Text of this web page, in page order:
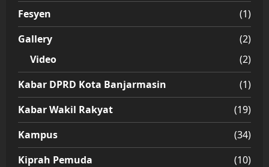
Fesyen
(1)
Gallery
(2)
Video
(2)
Kabar DPRD Kota Banjarmasin
(1)
Kabar Wakil Rakyat
(19)
Kampus
(34)
Kiprah Pemuda
(10)